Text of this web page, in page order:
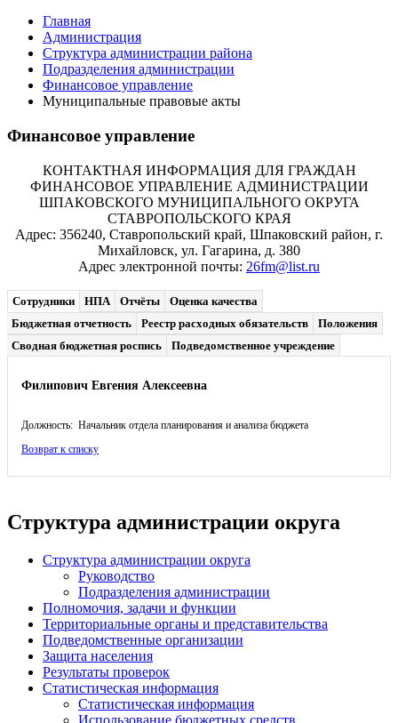
Главная
Администрация
Структура администрации района
Подразделения администрации
Финансовое управление
Муниципальные правовые акты
Финансовое управление
КОНТАКТНАЯ ИНФОРМАЦИЯ ДЛЯ ГРАЖДАН
ФИНАНСОВОЕ УПРАВЛЕНИЕ АДМИНИСТРАЦИИ
ШПАКОВСКОГО МУНИЦИПАЛЬНОГО ОКРУГА
СТАВРОПОЛЬСКОГО КРАЯ
Адрес: 356240, Ставропольский край, Шпаковский район, г.
Михайловск, ул. Гагарина, д. 380
Адрес электронной почты: 26fm@list.ru
Сотрудники НПА Отчёты
Оценка качества
Бюджетная отчетность
Реестр расходных обязательств
Положения
Сводная бюджетная роспись
Подведомственное учреждение
Филипович Евгения Алексеевна
Должность: Начальник отдела планирования и анализа бюджета
Возврат к списку
Структура администрации округа
Структура администрации округа
Руководство
Подразделения администрации
Полномочия, задачи и функции
Территориальные органы и представительства
Подведомственные организации
Защита населения
Результаты проверок
Статистическая информация
Статистическая информация
Использование бюджетных средств